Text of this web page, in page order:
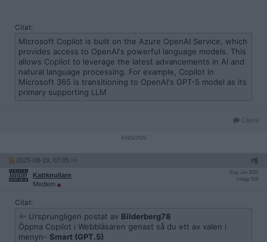
Citat:
Microsoft Copilot is built on the Azure OpenAI Service, which
provides access to OpenAI's powerful language models. This
allows Copilot to leverage the latest advancements in AI and
natural language processing. For example, Copilot in
Microsoft 365 is transitioning to OpenAI's GPT-5 model as its
primary supporting LLM
Citera
2025-08-19, 07:05 #6
Kattknullarn
Medlem
Reg: Jun 2023
Inlägg: 519
Citat:
Ursprungligen postat av Bilderberg78
Öppna Copilot i Webbläsaren genast så du ett av valen i
menyn- Smart (GPT.5)